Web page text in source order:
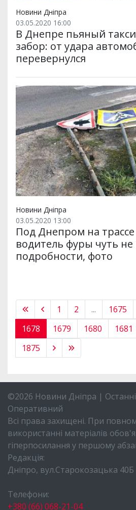
Новини Дніпра
03.05.2020 16:00
В Днепре пьяный
забор: от удара
перевернулся
Новини Дніпра
03.05.2020 13:00
Под Днепром на
водитель фуры чуть
подробности, фото
1 2 ... 1675
1678
1679 1680 1681
1875
©2026 Новини Дніпра |
Оперативний
Всі права захищені. При
використанні матеріалів
гіперпосилання у першому
Редакція:
Дніпро, вул.Старокозацька 40Б
Телефони:
+380 (66) 068-21-04